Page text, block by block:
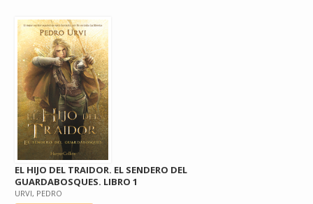
EL HIJO DEL TRAIDOR. EL SENDERO DEL
GUARDABOSQUES. LIBRO 1
URVI, PEDRO